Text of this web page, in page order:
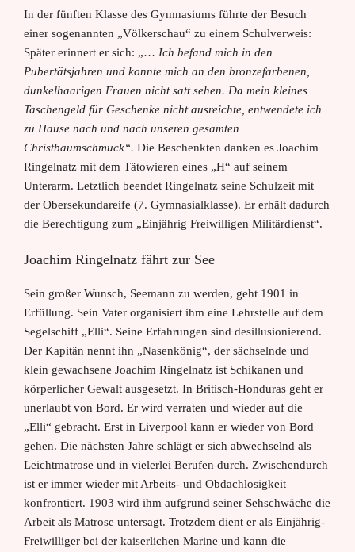
In der fünften Klasse des Gymnasiums führte der Besuch
einer sogenannten „Völkerschau“ zu einem Schulverweis:
Später erinnert er sich: „… Ich befand mich in den
Pubertätsjahren und konnte mich an den bronzefarbenen,
dunkelhaarigen Frauen nicht satt sehen. Da mein kleines
Taschengeld für Geschenke nicht ausreichte, entwendete ich
zu Hause nach und nach unseren gesamten
Christbaumschmuck“. Die Beschenkten danken es Joachim
Ringelnatz mit dem Tätowieren eines „H“ auf seinem
Unterarm. Letztlich beendet Ringelnatz seine Schulzeit mit
der Obersekundareife (7. Gymnasialklasse). Er erhält dadurch
die Berechtigung zum „Einjährig Freiwilligen Militärdienst“.
Joachim Ringelnatz fährt zur See
Sein großer Wunsch, Seemann zu werden, geht 1901 in
Erfüllung. Sein Vater organisiert ihm eine Lehrstelle auf dem
Segelschiff „Elli“. Seine Erfahrungen sind desillusionierend.
Der Kapitän nennt ihn „Nasenkönig“, der sächselnde und
klein gewachsene Joachim Ringelnatz ist Schikanen und
körperlicher Gewalt ausgesetzt. In Britisch-Honduras geht er
unerlaubt von Bord. Er wird verraten und wieder auf die
„Elli“ gebracht. Erst in Liverpool kann er wieder von Bord
gehen. Die nächsten Jahre schlägt er sich abwechselnd als
Leichtmatrose und in vielerlei Berufen durch. Zwischendurch
ist er immer wieder mit Arbeits- und Obdachlosigkeit
konfrontiert. 1903 wird ihm aufgrund seiner Sehschwäche die
Arbeit als Matrose untersagt. Trotzdem dient er als Einjährig-
Freiwilliger bei der kaiserlichen Marine und kann die